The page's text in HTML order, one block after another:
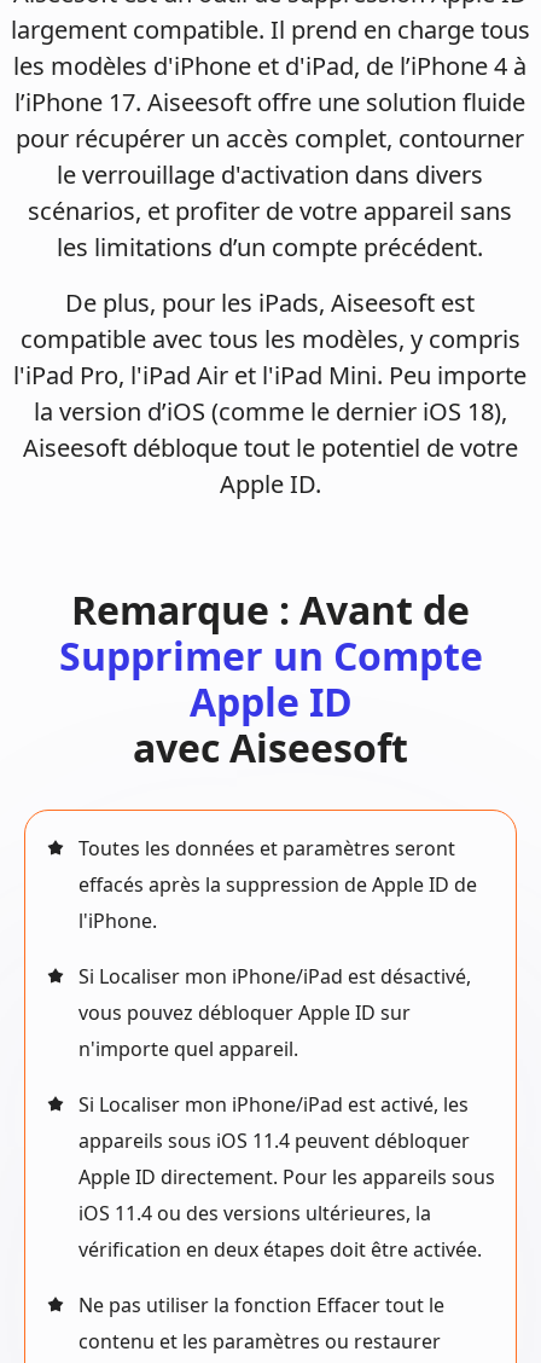
largement compatible. Il prend en charge tous
les modèles d'iPhone et d'iPad, de l’iPhone 4 à
l’iPhone 17. Aiseesoft offre une solution fluide
pour récupérer un accès complet, contourner
le verrouillage d'activation dans divers
scénarios, et profiter de votre appareil sans
les limitations d’un compte précédent.
De plus, pour les iPads, Aiseesoft est
compatible avec tous les modèles, y compris
l'iPad Pro, l'iPad Air et l'iPad Mini. Peu importe
la version d’iOS (comme le dernier iOS 18),
Aiseesoft débloque tout le potentiel de votre
Apple ID.
Remarque : Avant de
Supprimer un Compte
Apple ID
avec Aiseesoft
Toutes les données et paramètres seront
effacés après la suppression de Apple ID de
l'iPhone.
Si Localiser mon iPhone/iPad est désactivé,
vous pouvez débloquer Apple ID sur
n'importe quel appareil.
Si Localiser mon iPhone/iPad est activé, les
appareils sous iOS 11.4 peuvent débloquer
Apple ID directement. Pour les appareils sous
iOS 11.4 ou des versions ultérieures, la
vérification en deux étapes doit être activée.
Ne pas utiliser la fonction Effacer tout le
contenu et les paramètres ou restaurer